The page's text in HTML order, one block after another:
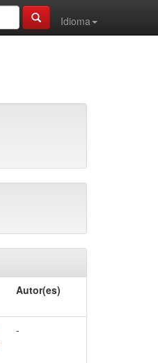
Idioma
Autor(es)
-